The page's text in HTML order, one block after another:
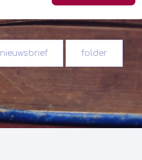
nieuwsbrief folder